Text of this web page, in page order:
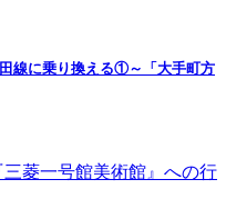
線に乗り換える①～「大手町方